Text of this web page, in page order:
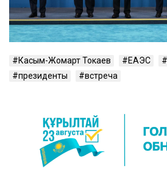
Касым-Жомарт Токаев ЕАЭС
президенты
встреча